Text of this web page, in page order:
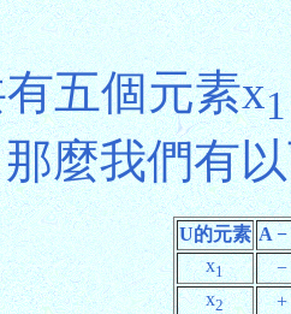
五個元素x1
麼我們有
U的元素 A −
x1
−
x2
+